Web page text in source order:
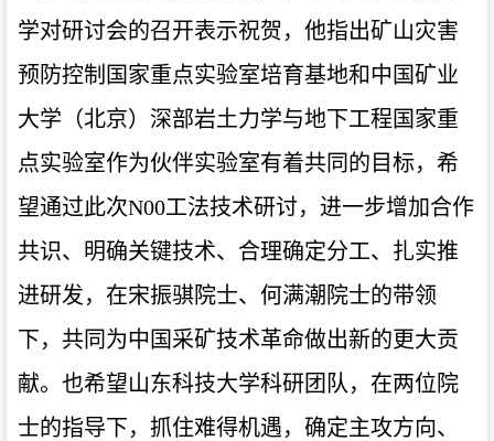
学对研讨会的召开表示祝贺，他指出矿山灾害
预防控制国家重点实验室培育基地和中国矿业
大学（北京）深部岩土力学与地下工程国家重
点实验室作为伙伴实验室有着共同的目标，希
望通过此次N00工法技术研讨，进一步增加合作
共识、明确关键技术、合理确定分工、扎实推
进研发，在宋振骐院士、何满潮院士的带领
下，共同为中国采矿技术革命做出新的更大贡
献。也希望山东科技大学科研团队，在两位院
士的指导下，抓住难得机遇，确定主攻方向、